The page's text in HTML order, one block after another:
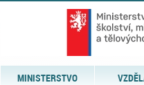
MINISTERSTVO